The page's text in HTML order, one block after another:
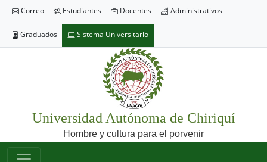
Correo Estudiantes Docentes Administrativos
Graduados Sistema Universitario
Universidad Autónoma de Chiriquí
Hombre y cultura para el porvenir